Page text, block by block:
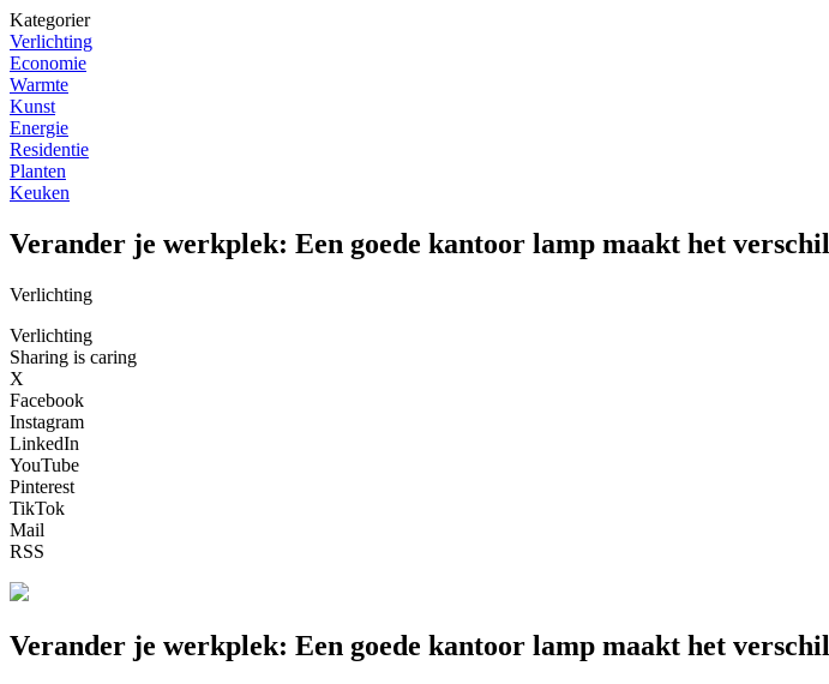
Kategorier
Verlichting
Economie
Warmte
Kunst
Energie
Residentie
Planten
Keuken
Verander je werkplek: Een goede kantoor lamp maakt het verschil
Verlichting
Verlichting
Sharing is caring
X
Facebook
Instagram
LinkedIn
YouTube
Pinterest
TikTok
Mail
RSS
Verander je werkplek: Een goede kantoor lamp maakt het verschil